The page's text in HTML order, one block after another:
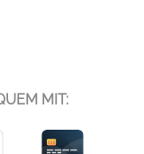
MIT: